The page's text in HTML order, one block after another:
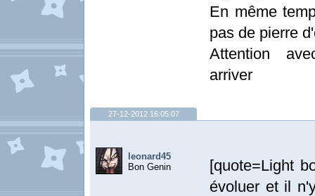
En même
pas de pierre
Attention
arriver
27-12-2012 16:05:07
leonard45
Bon Genin
[quote=Light
évoluer et il